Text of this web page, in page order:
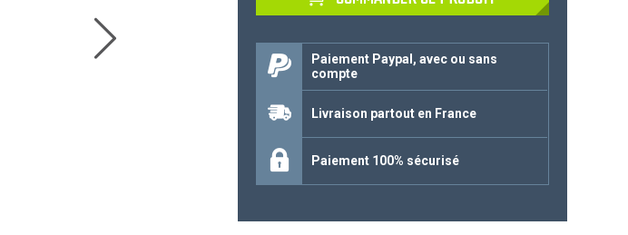
Paiement Paypal, avec ou sans
compte
Livraison partout en France
Paiement 100% sécurisé